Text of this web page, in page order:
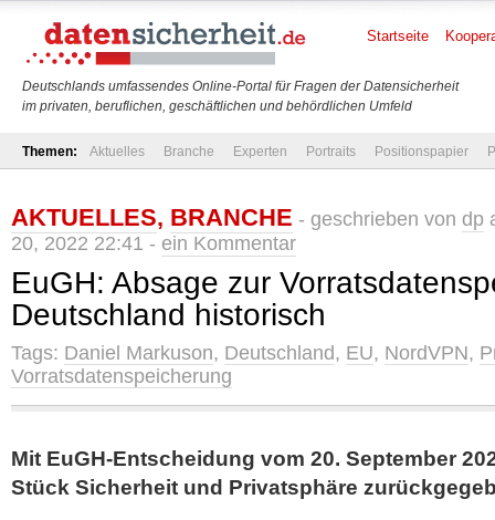
Deutschlands umfassendes Online-Portal für Fragen der Datensicherheit
im privaten, beruflichen, geschäftlichen und behördlichen Umfeld
Startseite
Themen: Aktuelles Branche Experten Portraits Positionspapier
AKTUELLES, BRANCHE - geschrieben von dp
20, 2022 22:41 - ein Kommentar
EuGH: Absage zur
Deutschland historisch
Tags: Daniel Markuson, Deutschland, EU, NordVPN,
Vorratsdatenspeicherung
Mit EuGH-Entscheidung vom 20. September
Stück Sicherheit und Privatsphäre